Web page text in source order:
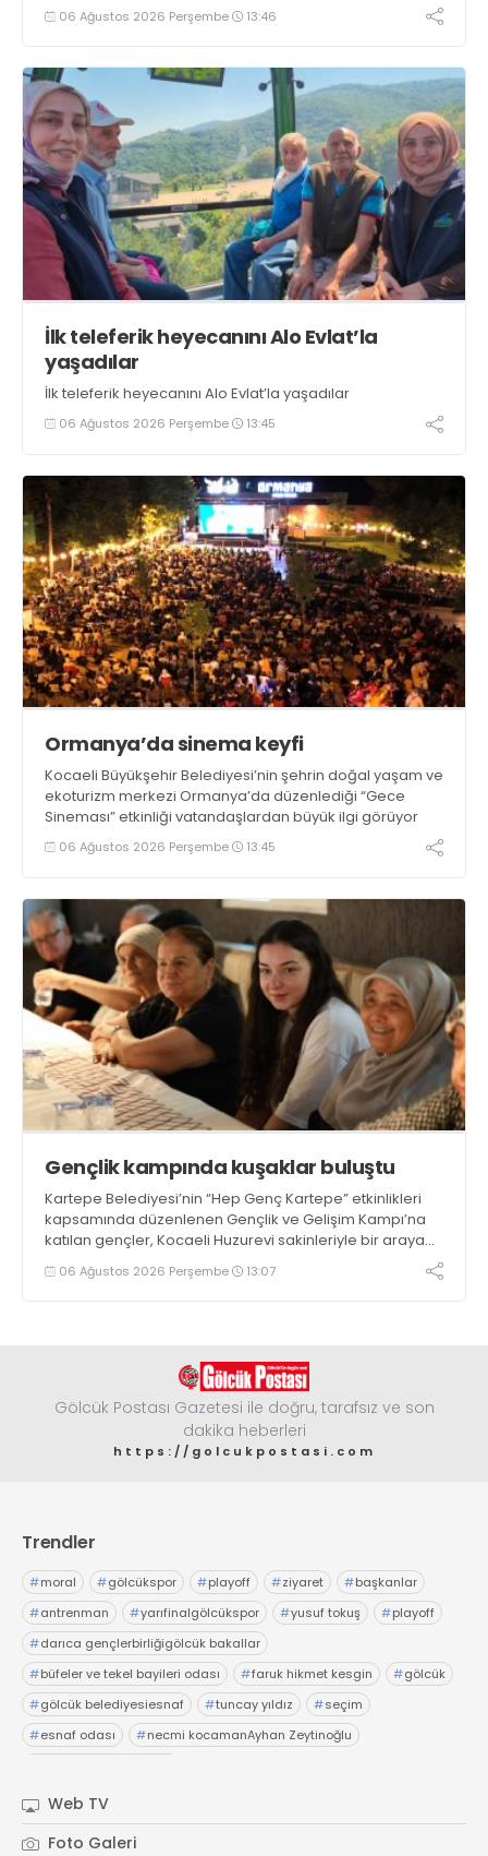
tezgahlarda taze balık bulunduğunu ifade ederek “Yıl
boyunca tezgahlarda taze balık bulmak mümkün
06 Ağustos 2026 Perşembe 13:46
İlk teleferik heyecanını Alo Evlat’la
yaşadılar
İlk teleferik heyecanını Alo Evlat’la yaşadılar
06 Ağustos 2026 Perşembe 13:45
Ormanya’da sinema keyfi
Kocaeli Büyükşehir Belediyesi’nin şehrin doğal yaşam ve
ekoturizm merkezi Ormanya’da düzenlediği “Gece
Sineması” etkinliği vatandaşlardan büyük ilgi görüyor
06 Ağustos 2026 Perşembe 13:45
Gençlik kampında kuşaklar buluştu
Kartepe Belediyesi’nin “Hep Genç Kartepe” etkinlikleri
kapsamında düzenlenen Gençlik ve Gelişim Kampı’na
katılan gençler, Kocaeli Huzurevi sakinleriyle bir araya
geldi06 Ağustos 2026 Perşembe 13:07
Gölcük Postası Gazetesi ile doğru, tarafsız ve son
dakika heberleri
https://golcukpostasi.com
Trendler
#moral #gölcükspor #playoff #ziyaret #başkanlar
#antrenman #yarıfinalgölcükspor #yusuf tokuş #playoff
#darıca gençlerbirliğigölcük bakallar
#büfeler ve tekel bayileri odası #faruk hikmet kesgin #gölcük
#gölcük belediyesiesnaf #tuncay yıldız #seçim
#esnaf odası #necmi kocamanAyhan Zeytinoğlu
Web TV
Foto Galeri